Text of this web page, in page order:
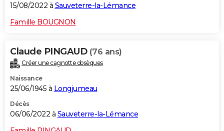
15/08/2022 à Sauveterre-la-Lémance
Famille BOUGNON
Claude PINGAUD (76 ans)
Créer une cagnotte obsèques
Naissance
25/06/1945 à Longjumeau
Décès
06/06/2022 à Sauveterre-la-Lémance